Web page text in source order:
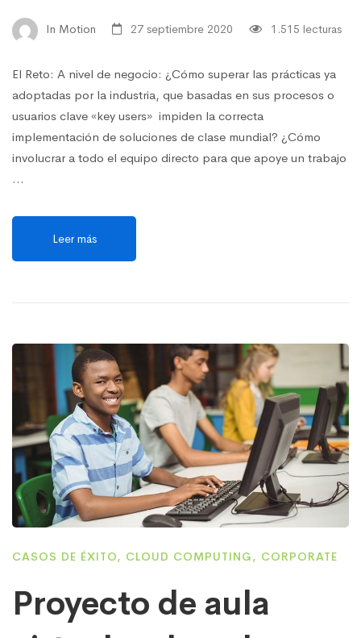
In Motion 27 septiembre 2020 1.515 lecturas
El Reto: A nivel de negocio: ¿Cómo superar las prácticas ya
adoptadas por la industria, que basadas en sus procesos o
usuarios clave «key users» impiden la correcta
implementación de soluciones de clase mundial? ¿Cómo
involucrar a todo el equipo directo para que apoye un trabajo
…
Leer más
CASOS DE ÉXITO, CLOUD COMPUTING, CORPORATE
Proyecto de aula